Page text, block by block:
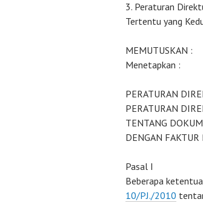
Peraturan
Tertentu yang
MEMUTUSKAN :
Menetapkan :
PERATURAN
PERATURAN
TENTANG
DENGAN FAKTUR
Pasal I
Beberapa
10/PJ./2010